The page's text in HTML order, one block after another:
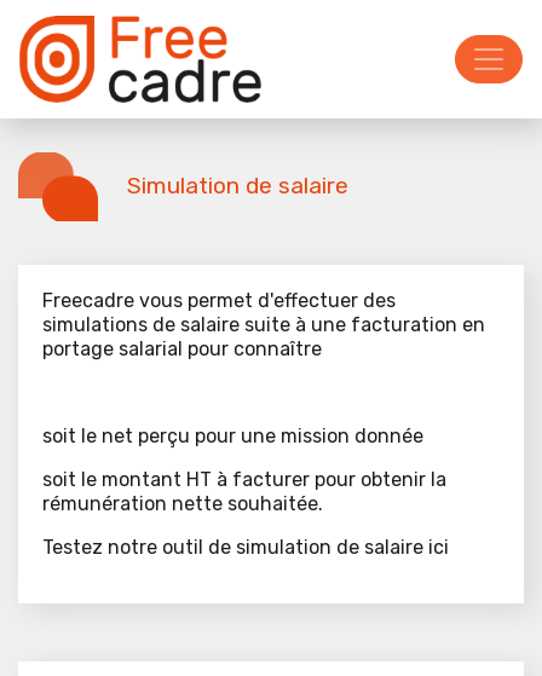
Simulation de salaire
Freecadre vous permet d'effectuer des
simulations de salaire suite à une facturation en
portage salarial pour connaître
soit le net perçu pour une mission donnée
soit le montant HT à facturer pour obtenir la
rémunération nette souhaitée.
Testez notre outil de simulation de salaire ici